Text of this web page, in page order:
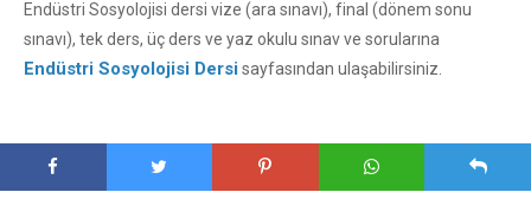
Endüstri Sosyolojisi dersi vize (ara sınavı), final (dönem sonu
sınavı), tek ders, üç ders ve yaz okulu sınav ve sorularına
Endüstri Sosyolojisi Dersisayfasından ulaşabilirsiniz.